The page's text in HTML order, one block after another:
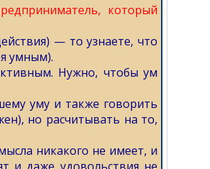
который
— то узнаете, что
умным).
Нужно, чтобы ум
уму и также говорить
но расчитывать на то,
никакого не имеет, и